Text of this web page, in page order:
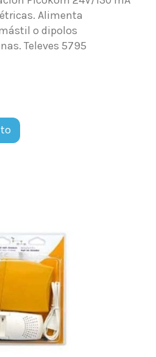
Alimenta
o dipolos
Televes 5795